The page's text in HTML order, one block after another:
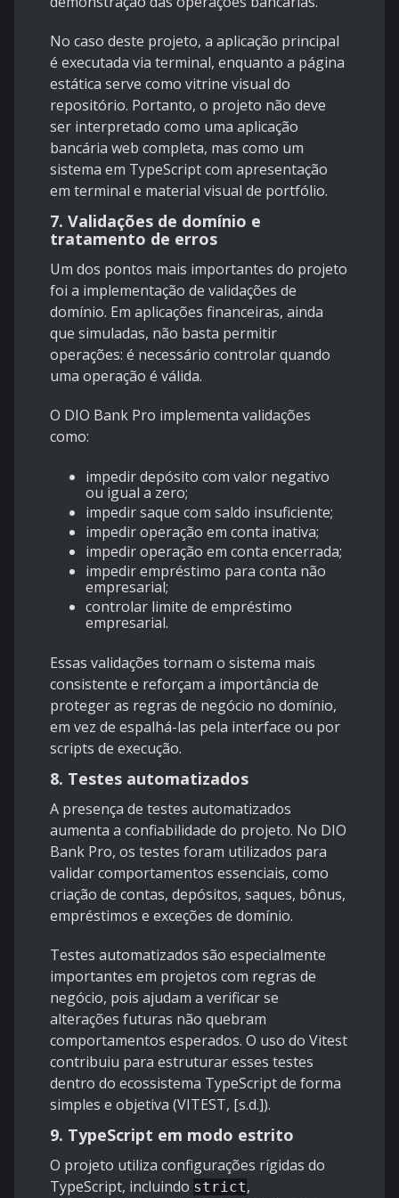
No caso deste projeto, a aplicação principal
é executada via terminal, enquanto a página
estática serve como vitrine visual do
repositório. Portanto, o projeto não deve
ser interpretado como uma aplicação
bancária web completa, mas como um
sistema em TypeScript com apresentação
em terminal e material visual de portfólio.
7. Validações de domínio e
tratamento de erros
Um dos pontos mais importantes do projeto
foi a implementação de validações de
domínio. Em aplicações financeiras, ainda
que simuladas, não basta permitir
operações: é necessário controlar quando
uma operação é válida.
O DIO Bank Pro implementa validações
como:
impedir depósito com valor negativo
ou igual a zero;
impedir saque com saldo insuficiente;
impedir operação em conta inativa;
impedir operação em conta encerrada;
impedir empréstimo para conta não
empresarial;
controlar limite de empréstimo
empresarial.
Essas validações tornam o sistema mais
consistente e reforçam a importância de
proteger as regras de negócio no domínio,
em vez de espalhá-las pela interface ou por
scripts de execução.
8. Testes automatizados
A presença de testes automatizados
aumenta a confiabilidade do projeto. No DIO
Bank Pro, os testes foram utilizados para
validar comportamentos essenciais, como
criação de contas, depósitos, saques, bônus,
empréstimos e exceções de domínio.
Testes automatizados são especialmente
importantes em projetos com regras de
negócio, pois ajudam a verificar se
alterações futuras não quebram
comportamentos esperados. O uso do Vitest
contribuiu para estruturar esses testes
dentro do ecossistema TypeScript de forma
simples e objetiva (VITEST, [s.d.]).
9. TypeScript em modo estrito
O projeto utiliza configurações rígidas do
TypeScript, incluindo strict,